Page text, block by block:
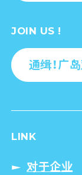
JOIN US !
通缉！广
LINK
对于企业